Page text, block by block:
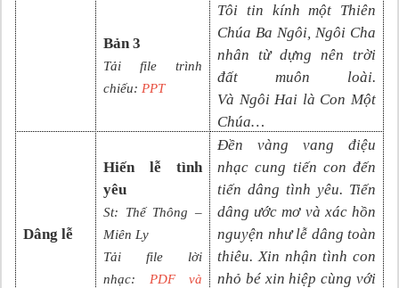
Bản 3
Tải file trình
chiếu: PPT
Tôi tin kính một Thiên
Chúa Ba Ngôi, Ngôi Cha
nhân từ dựng nên trời
đất muôn loài.
Và Ngôi Hai là Con Một
Chúa…
Dâng lễ
Hiến lễ tình
yêu
St: Thế Thông –
Miên Ly
Tải file lời
nhạc:
PDF và
Đền vàng vang điệu
nhạc cung tiến con đến
tiến dâng tình yêu. Tiến
dâng ước mơ và xác hồn
nguyện như lễ dâng toàn
thiêu. Xin nhận tình con
nhỏ bé xin hiệp cùng với